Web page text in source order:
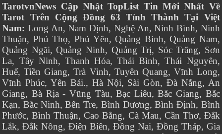
TarotvnNews Cập Nhật TopList Tin Mới Nhất Về
Tarot Trên Cộng Đồng 63 Tỉnh Thành Tại Việt
Nam: Long An, Nam Định, Nghệ An, Ninh Bình, Ninh
Thuận, Phú Thọ, Phú Yên, Quảng Bình, Quảng Nam,
Quảng Ngãi, Quảng Ninh, Quảng Trị, Sóc Trăng, Sơn
La, Tây Ninh, Thanh Hóa, Thái Bình, Thái Nguyên,
Huế, Tiền Giang, Trà Vinh, Tuyên Quang, Vĩnh Long,
Vĩnh Phúc, Yên Bái., Hà Nội, Sài Gòn, Đà Nẵng, An
Giang, Bà Rịa - Vũng Tàu, Bạc Liêu, Bắc Giang, Bắc
Kạn, Bắc Ninh, Bến Tre, Bình Dương, Bình Định, Bình
Phước, Bình Thuận, Cao Bằng, Cà Mau, Cần Thơ, Đắk
Lắk, Đắk Nông, Điện Biên, Đồng Nai, Đồng Tháp, Gia